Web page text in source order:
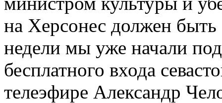
на Херсонес должен
недели мы уже начали
бесплатного входа
телеэфире Александр